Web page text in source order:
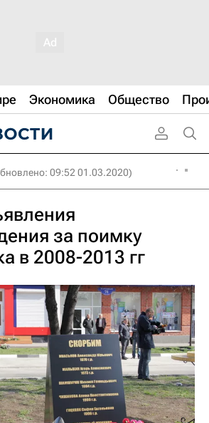
Экономика Общество
09:52 01.03.2020)
за поимку
в 2008-2013 гг